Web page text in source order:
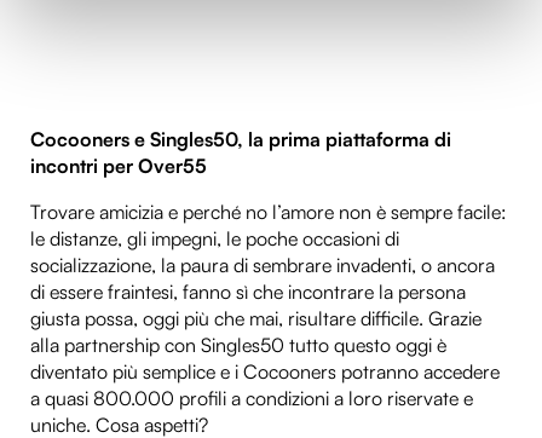
dalla Dichiarazione sui cookie.
Utilizziamo i cookie per personalizzare contenuti ed
annunci, per fornire funzionalità dei social media e per
analizzare il nostro traffico. Condividiamo inoltre
informazioni sul modo in cui utilizzi il nostro sito con i
nostri partner che si occupano di analisi dei dati web,
pubblicità e social media, i quali potrebbero combinarle
con altre informazioni che hai fornito loro o che hanno
raccolto dal tuo utilizzo dei loro servizi.
Cocooners e Singles50, la prima piattaforma di
incontri per Over55
Trovare amicizia e perché no l’amore non è sempre facile:
le distanze, gli impegni, le poche occasioni di
socializzazione, la paura di sembrare invadenti, o ancora
di essere fraintesi, fanno sì che incontrare la persona
giusta possa, oggi più che mai, risultare difficile. Grazie
alla partnership con Singles50 tutto questo oggi è
diventato più semplice e i Cocooners potranno accedere
a quasi 800.000 profili a condizioni a loro riservate e
uniche. Cosa aspetti?